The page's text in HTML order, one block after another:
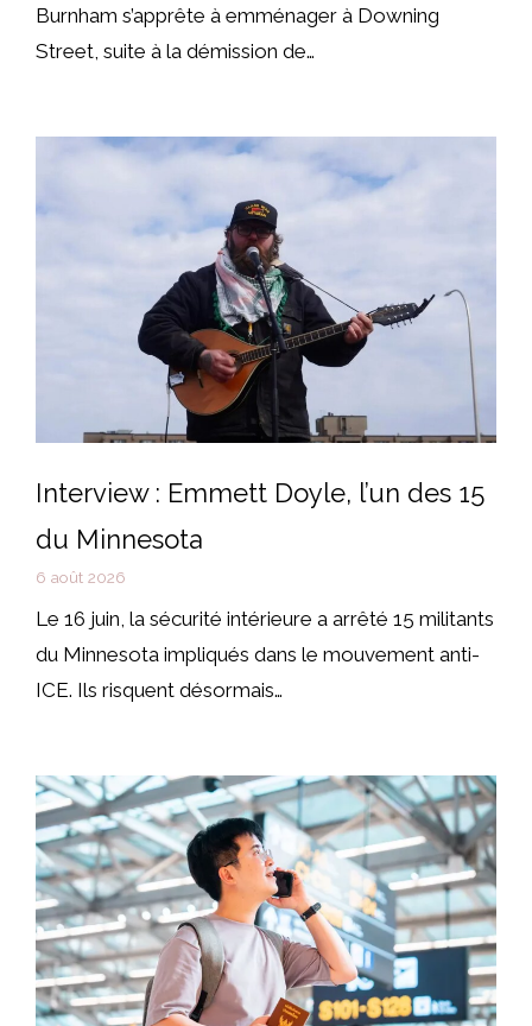
Burnham s’apprête à emménager à Downing
Street, suite à la démission de…
Interview : Emmett Doyle, l’un des 15
du Minnesota
6 août 2026
Le 16 juin, la sécurité intérieure a arrêté 15 militants
du Minnesota impliqués dans le mouvement anti-
ICE. Ils risquent désormais…